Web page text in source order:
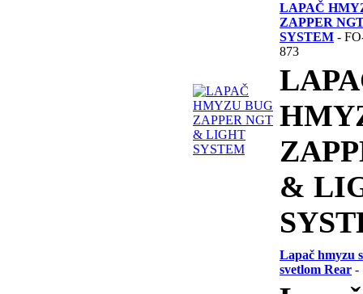
LAPAČ
ZAPPER
SYSTEM -
873
&
Lapač hmyzu
svetlom Rear -